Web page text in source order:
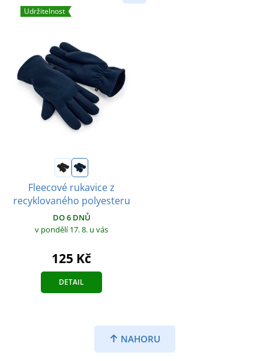
Udržitelnost
Fleecové rukavice z
recyklovaného polyesteru
DO 6 DNŮ
v pondělí 17. 8. u vás
125 Kč
DETAIL
NAHORU